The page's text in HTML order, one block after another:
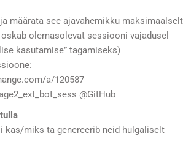
määrata see ajavahemikku maksimaalselt
olemasolevat sessiooni vajadusel
kasutamise” tagamiseks)
a/120587
@GitHub
kas/miks ta genereerib neid hulgaliselt